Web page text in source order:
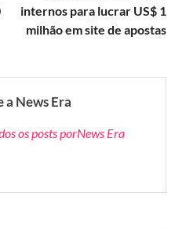
internos para lucrar US$ 1
milhão em site de apostas
a News Era
os posts porNews Era